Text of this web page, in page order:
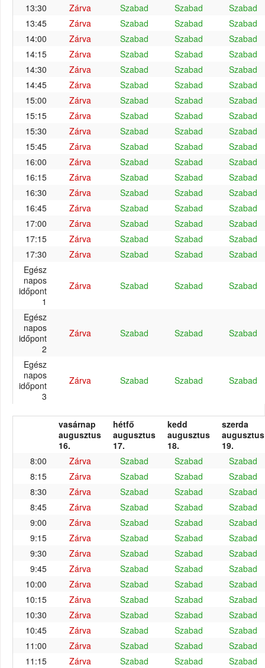
13:30
Zárva Szabad Szabad
Szabad
13:45
Zárva Szabad Szabad
Szabad
14:00
Zárva Szabad Szabad
Szabad
14:15
Zárva Szabad Szabad
Szabad
14:30
Zárva Szabad Szabad
Szabad
14:45
Zárva Szabad Szabad
Szabad
15:00
Zárva Szabad Szabad
Szabad
15:15
Zárva Szabad Szabad
Szabad
15:30
Zárva Szabad Szabad
Szabad
15:45
Zárva Szabad Szabad
Szabad
16:00
Zárva Szabad Szabad
Szabad
16:15
Zárva Szabad Szabad
Szabad
16:30
Zárva Szabad Szabad
Szabad
16:45
Zárva Szabad Szabad
Szabad
17:00
Zárva Szabad Szabad
Szabad
17:15
Zárva Szabad Szabad
Szabad
17:30
Zárva Szabad Szabad
Szabad
Egész
napos
időpont
1
Zárva Szabad Szabad Szabad
Egész
napos
időpont
2
Zárva Szabad Szabad Szabad
Egész
napos
időpont
3
Zárva Szabad Szabad Szabad
vasárnap
augusztus
16.
hétfő
augusztus
17.
kedd
augusztus
18.
szerda
augusztus
19.
8:00
Zárva Szabad Szabad
Szabad
8:15
Zárva Szabad Szabad
Szabad
8:30
Zárva Szabad Szabad
Szabad
8:45
Zárva Szabad Szabad
Szabad
9:00
Zárva Szabad Szabad
Szabad
9:15
Zárva Szabad Szabad
Szabad
9:30
Zárva Szabad Szabad
Szabad
9:45
Zárva Szabad Szabad
Szabad
10:00
Zárva Szabad Szabad
Szabad
10:15
Zárva Szabad Szabad
Szabad
10:30
Zárva Szabad Szabad
Szabad
10:45
Zárva Szabad Szabad
Szabad
11:00
Zárva Szabad Szabad
Szabad
11:15
Zárva Szabad Szabad
Szabad